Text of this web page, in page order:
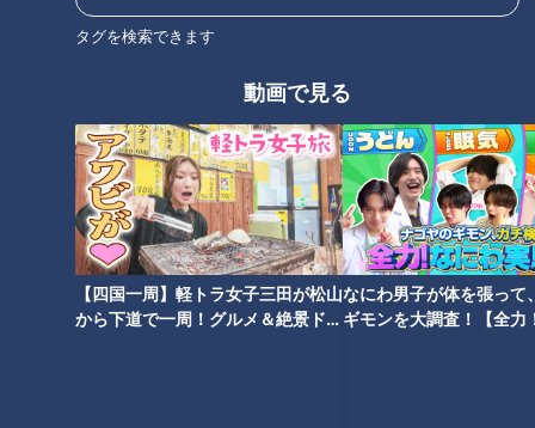
タグを検索できます
動画で見る
【四国一周】軽トラ女子三田が松山
から下道で一周！グルメ＆絶景ドラ
なにわ男子が体を張って
ギモンを大調査！【全力
“若い力”は確かに芽吹き、躍動し始めている。象徴的なのは高
松渡選手の“足”だろう。2020年のチーム盗塁数33、優勝した
讀賣ジャイアンツと阪神タイガースの80に遠く及ばなかった
反省から、今季は「機動力」をテーマに、春季キャンプから積
極的に走る野球をめざしてきた。4月22日に横浜スタジアムで
魅せた高松選手の本塁突入の“走”は、明らかに新時代のドラゴ
ンズを予感させるものだった。この激走をベースコーチとして
見守った荒木雅博と英智の両コーチの現役時代をも彷彿とさせ
た。しかし続く神宮球場での3試合、高松選手の出番は一度も
なかった。残念である。